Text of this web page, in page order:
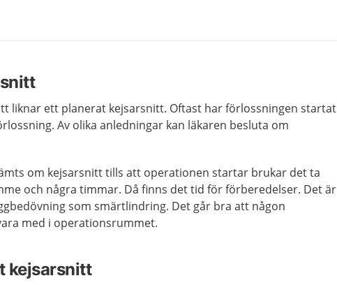
liknar ett planerat kejsarsnitt. Oftast har förlossningen startat
Av olika anledningar kan läkaren besluta om
om kejsarsnitt tills att operationen startar brukar det ta
och några timmar. Då finns det tid för förberedelser. Det är
som smärtlindring. Det går bra att någon
med i operationsrummet.
kejsarsnitt